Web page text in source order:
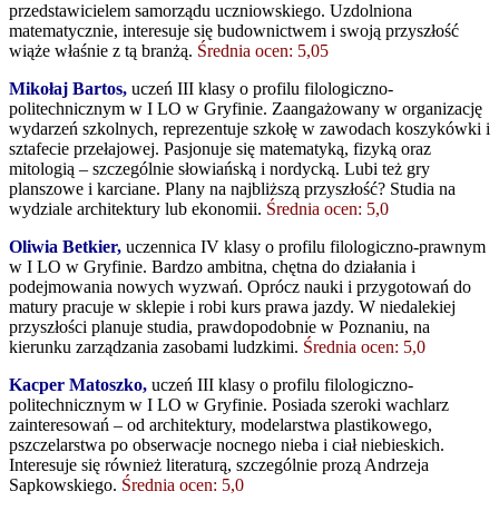
przedstawicielem samorządu uczniowskiego. Uzdolniona
matematycznie, interesuje się budownictwem i swoją przyszłość
wiąże właśnie z tą branżą. Średnia ocen: 5,05
Mikołaj Bartos, uczeń III klasy o profilu filologiczno-
politechnicznym w I LO w Gryfinie. Zaangażowany w organizację
wydarzeń szkolnych, reprezentuje szkołę w zawodach koszykówki i
sztafecie przełajowej. Pasjonuje się matematyką, fizyką oraz
mitologią – szczególnie słowiańską i nordycką. Lubi też gry
planszowe i karciane. Plany na najbliższą przyszłość? Studia na
wydziale architektury lub ekonomii. Średnia ocen: 5,0
Oliwia Betkier, uczennica IV klasy o profilu filologiczno-prawnym
w I LO w Gryfinie. Bardzo ambitna, chętna do działania i
podejmowania nowych wyzwań. Oprócz nauki i przygotowań do
matury pracuje w sklepie i robi kurs prawa jazdy. W niedalekiej
przyszłości planuje studia, prawdopodobnie w Poznaniu, na
kierunku zarządzania zasobami ludzkimi. Średnia ocen: 5,0
Kacper Matoszko, uczeń III klasy o profilu filologiczno-
politechnicznym w I LO w Gryfinie. Posiada szeroki wachlarz
zainteresowań – od architektury, modelarstwa plastikowego,
pszczelarstwa po obserwacje nocnego nieba i ciał niebieskich.
Interesuje się również literaturą, szczególnie prozą Andrzeja
Sapkowskiego. Średnia ocen: 5,0